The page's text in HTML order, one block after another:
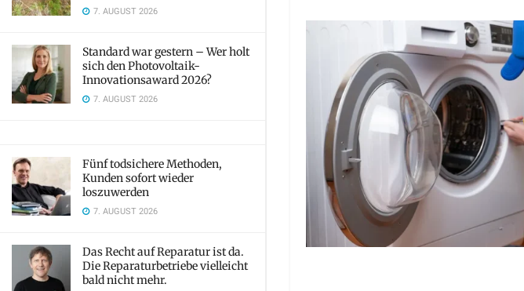
7. AUGUST 2026
Standard war gestern – Wer holt
sich den Photovoltaik-
Innovationsaward 2026?
7. AUGUST 2026
Fünf todsichere Methoden,
Kunden sofort wieder
loszuwerden
7. AUGUST 2026
Das Recht auf Reparatur ist da.
Die Reparaturbetriebe vielleicht
bald nicht mehr.